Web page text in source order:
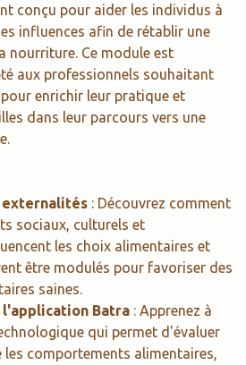
conçu pour aider les individus à
influences afin de rétablir une
nourriture. Ce module est
aux professionnels souhaitant
enrichir leur pratique et
dans leur parcours vers une
externalités : Découvrez comment
sociaux, culturels et
les choix alimentaires et
être modulés pour favoriser des
saines.
Batra : Apprenez à
qui permet d'évaluer
les comportements alimentaires,